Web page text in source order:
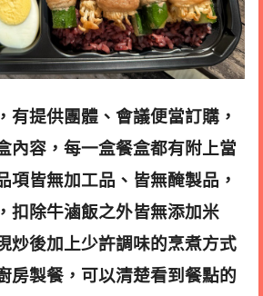
有提供團體、會議便當訂購，
內容，每一盒餐盒都有附上當
項皆無加工品、皆無醃製品，
扣除牛滷飯之外皆無添加米
炒後加上少許調味的烹煮方式
房製餐，可以清楚看到餐點的